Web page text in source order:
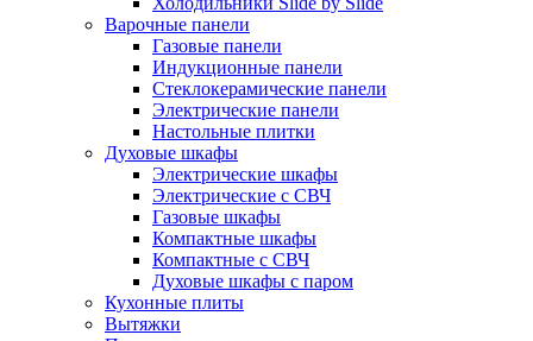
Варочные панели
Газовые панели
Индукционные панели
Стеклокерамические панели
Электрические панели
Настольные плитки
Духовые шкафы
Электрические шкафы
Электрические с СВЧ
Газовые шкафы
Компактные шкафы
Компактные с СВЧ
Духовые шкафы с паром
Кухонные плиты
Вытяжки